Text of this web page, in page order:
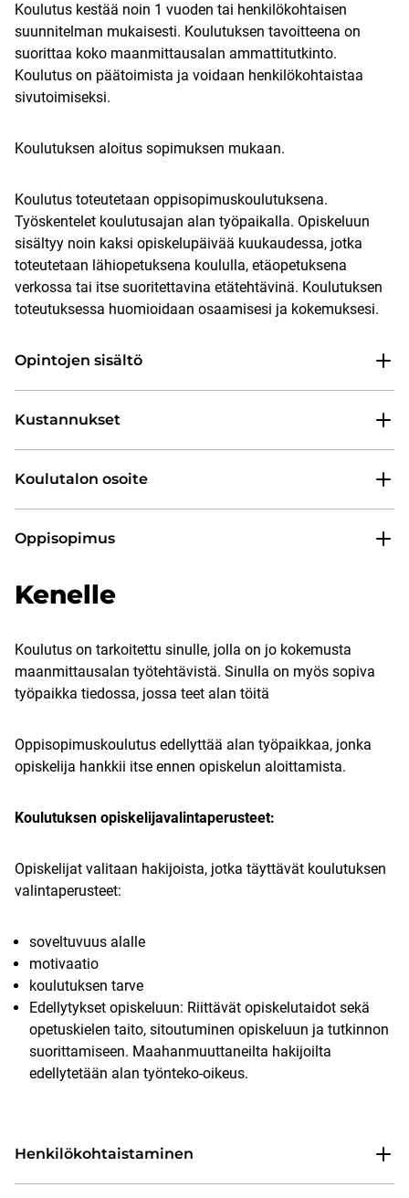
Koulutus kestää noin 1 vuoden tai henkilökohtaisen
suunnitelman mukaisesti. Koulutuksen tavoitteena on
suorittaa koko maanmittausalan ammattitutkinto.
Koulutus on päätoimista ja voidaan henkilökohtaistaa
sivutoimiseksi.
Koulutuksen aloitus sopimuksen mukaan.
Koulutus toteutetaan oppisopimuskoulutuksena.
Työskentelet koulutusajan alan työpaikalla. Opiskeluun
sisältyy noin kaksi opiskelupäivää kuukaudessa, jotka
toteutetaan lähiopetuksena koululla, etäopetuksena
verkossa tai itse suoritettavina etätehtävinä. Koulutuksen
toteutuksessa huomioidaan osaamisesi ja kokemuksesi.
Opintojen sisältö
Kustannukset
Koulutalon osoite
Oppisopimus
Kenelle
Koulutus on tarkoitettu sinulle, jolla on jo kokemusta
maanmittausalan työtehtävistä. Sinulla on myös sopiva
työpaikka tiedossa, jossa teet alan töitä
Oppisopimuskoulutus edellyttää alan työpaikkaa, jonka
opiskelija hankkii itse ennen opiskelun aloittamista.
Koulutuksen opiskelijavalintaperusteet:
Opiskelijat valitaan hakijoista, jotka täyttävät koulutuksen
valintaperusteet:
soveltuvuus alalle
motivaatio
koulutuksen tarve
Edellytykset opiskeluun: Riittävät opiskelutaidot sekä
opetuskielen taito, sitoutuminen opiskeluun ja tutkinnon
suorittamiseen. Maahanmuuttaneilta hakijoilta
edellytetään alan työnteko-oikeus.
Henkilökohtaistaminen